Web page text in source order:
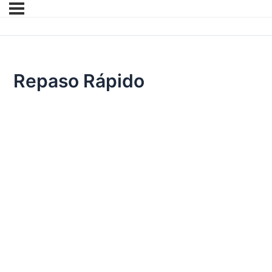
Repaso Rápido